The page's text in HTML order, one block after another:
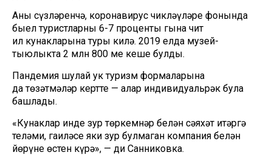
Аның сүзләренчә, коронавирус чикләүләре фонында
быел туристларның 6-7 проценты гына чит
ил кунакларына туры килә. 2019 елда музей-
тыюлыкта 2 млн 800 мең кеше булды.
Пандемия шулай ук туризм формаларына
да төзәтмәләр кертте — алар индивидуальрәк була
башлады.
«Кунаклар инде зур төркемнәр белән сәяхәт итәргә
теләми, гаиләсе яки зур булмаган компания белән
йөрүне өстен күрә», — ди Санниковка.